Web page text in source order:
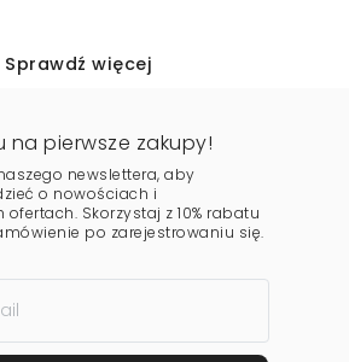
Sprawdź więcej
na pierwsze zakupy!
newslettera, aby
o nowościach i
ofertach. Skorzystaj z 10% rabatu
po zarejestrowaniu się.